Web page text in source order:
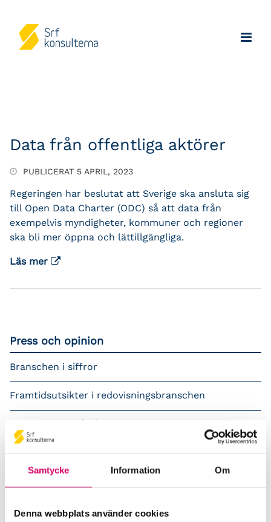
Samtycke Information Om
Denna webbplats använder cookies
Data från offentliga aktörer
PUBLICERAT 5 APRIL, 2023
Regeringen har beslutat att Sverige ska ansluta sig
till Open Data Charter (ODC) så att data från
exempelvis myndigheter, kommuner och regioner
ska bli mer öppna och lättillgängliga.
Läs mer
Press och opinion
Branschen i siffror
Framtidsutsikter i redovisningsbranschen
Prenumerera på våra nyhetsbrev
Pressrum
Remisser